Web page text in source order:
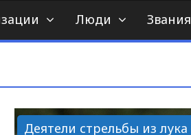
Люди Звания
Деятели стрельбы из лука